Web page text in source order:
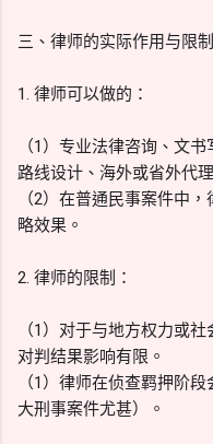
三、律师的实际作用与限制
1. 律师可以做的：
（1）专业法律咨询、文
路线设计、海外或省外代
（2）在普通民事案件中
略效果。
2. 律师的限制：
（1）对于与地方权力或
对判结果影响有限。
（1）律师在侦查羁押阶
大刑事案件尤甚）。